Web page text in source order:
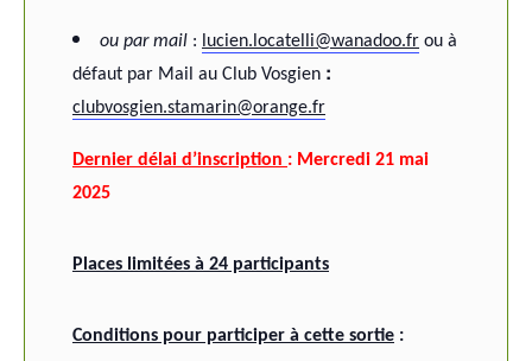
ou par mail : lucien.locatelli@wanadoo.fr ou à
défaut par Mail au Club Vosgien :
clubvosgien.stamarin@orange.fr
Dernier délai d’inscription : Mercredi 21 mai
2025
Places limitées à 24 participants
Conditions pour participer à cette sortie :